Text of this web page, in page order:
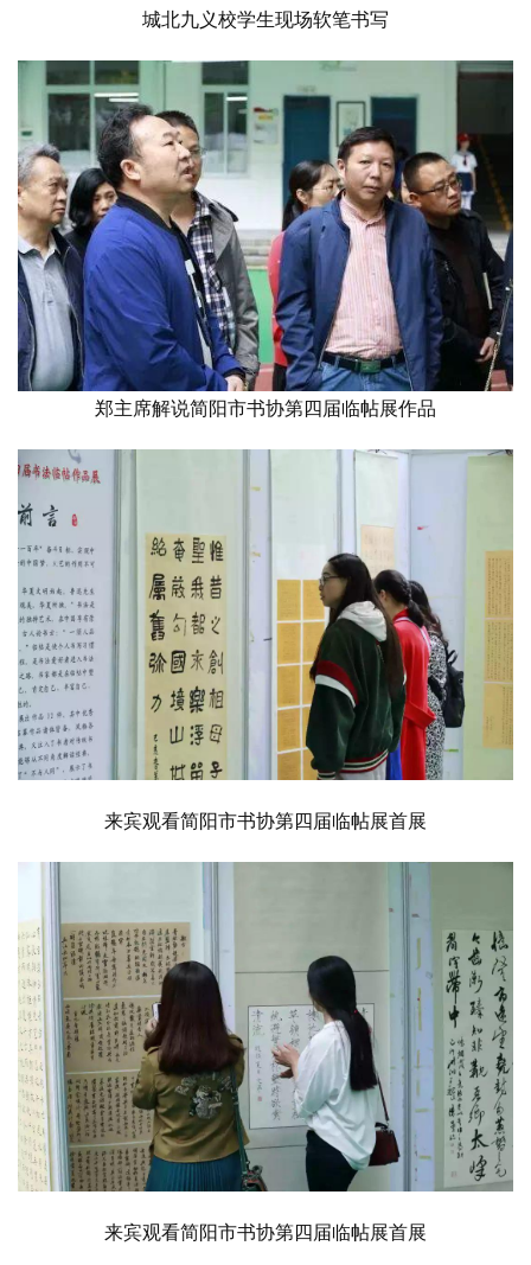
城北九义校学生现场软笔书写
郑主席解说简阳市书协第四届临帖展作品
来宾观看简阳市书协第四届临帖展首展
来宾观看简阳市书协第四届临帖展首展